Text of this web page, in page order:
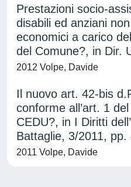
Prestazioni socio-
disabili ed anziani
economici a carico
del Comune?, in Dir.
2012 Volpe, Davide
Il nuovo art. 42-bis
conforme all’art. 1
CEDU?, in I Diritti
Battaglie, 3/2011, pp.
2011 Volpe, Davide